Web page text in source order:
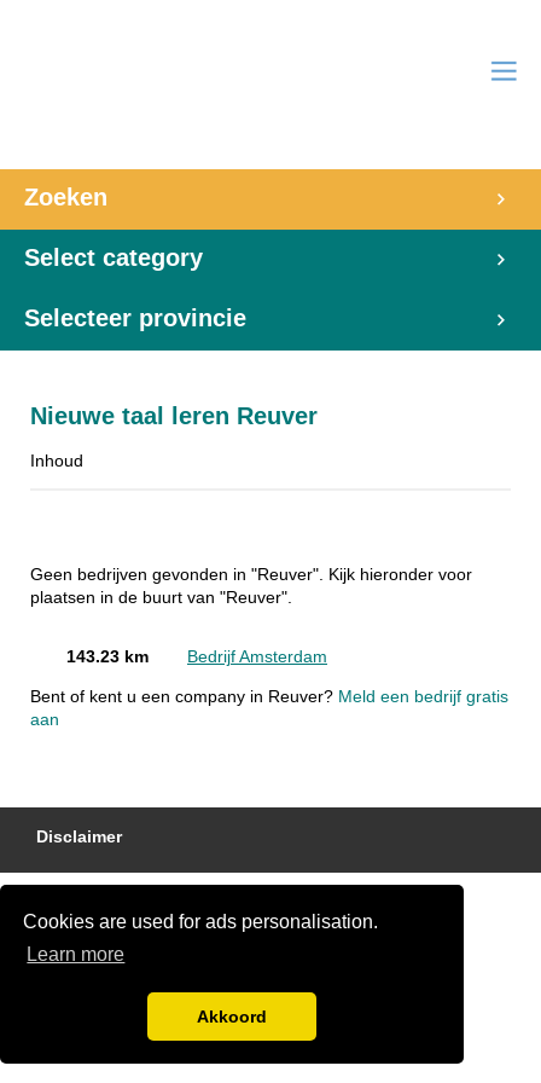
Cookies are used for ads personalisation.
Learn more
Akkoord
Zoeken
Select category
Selecteer provincie
Nieuwe taal leren Reuver
Inhoud
Geen bedrijven gevonden in "Reuver". Kijk hieronder voor
plaatsen in de buurt van "Reuver".
143.23 km Bedrijf Amsterdam
Bent of kent u een company in Reuver? Meld een bedrijf gratis
aan
Disclaimer